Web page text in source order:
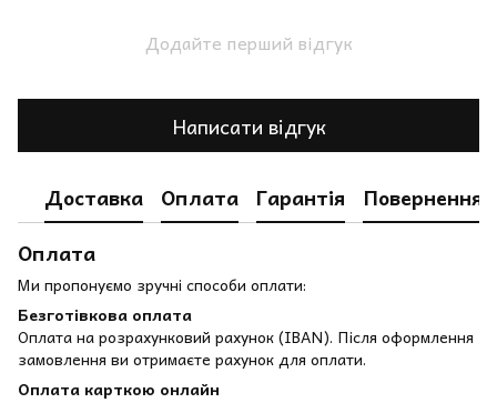
Додайте перший відгук
Написати відгук
Доставка Оплата Гарантія
Повернення
Оплата
Ми пропонуємо зручні способи оплати:
Безготівкова оплата
Оплата на розрахунковий рахунок (IBAN). Після оформлення
замовлення ви отримаєте рахунок для оплати.
Оплата карткою онлайн